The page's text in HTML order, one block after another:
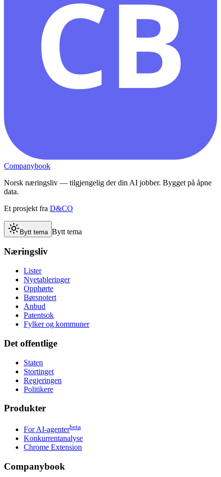
CB
Companybook
Norsk næringsliv — tilgjengelig der din AI jobber. Bygget på åpne
data.
Et prosjekt fra D&CO
Bytt tema Bytt tema
Næringsliv
Lister
Nyetableringer
Opphørte
Børsnotert
Anbud
Patentsok
Fylker og kommuner
Det offentlige
Staten
Stortinget
Regjeringen
Politikere
Produkter
For AI-agenterbeta
Konkurrentanalyse
Chrome Extension
Companybook